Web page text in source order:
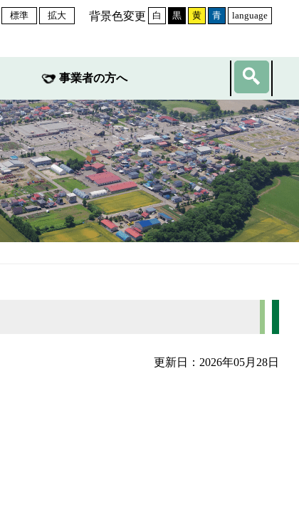
標準 拡大 背景色変更 白 黒 黄 青 language
事業者の方へ
更新日：2026年05月28日